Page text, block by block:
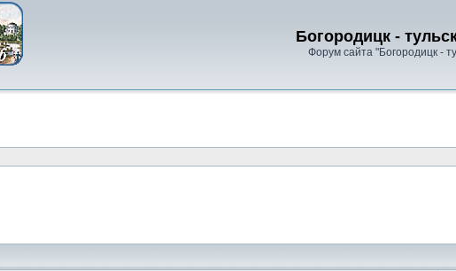
Богородицк -
Форум сайта "Богородицк -